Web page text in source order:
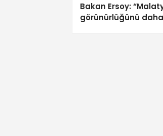
Bakan Ersoy:
görünürlüğünü